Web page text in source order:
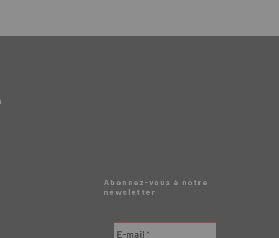
Abonnez-vous à notre
newsletter